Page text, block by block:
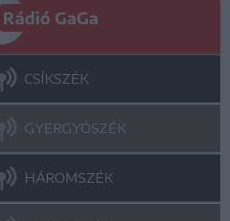
Rádió GaGa
CSÍKSZÉK
GYERGYÓSZÉK
HÁROMSZÉK